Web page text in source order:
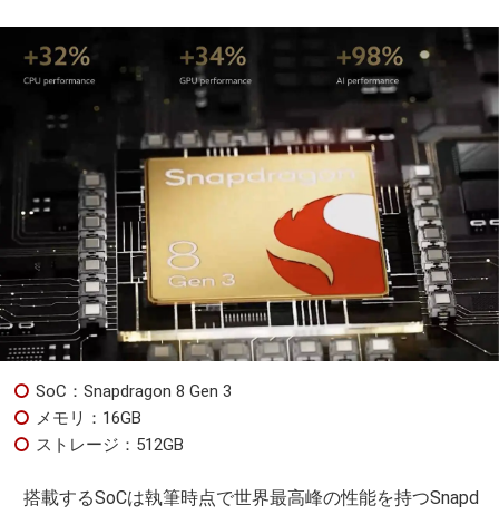
SoC：Snapdragon 8 Gen 3
メモリ：16GB
ストレージ：512GB
搭載するSoCは執筆時点で世界最高峰の性能を持つSnapd